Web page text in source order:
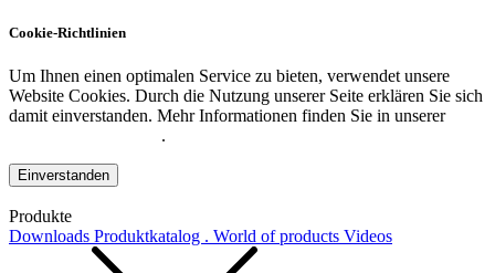
Cookie-Richtlinien
Um Ihnen einen optimalen Service zu bieten, verwendet unsere
Website Cookies. Durch die Nutzung unserer Seite erklären Sie sich
damit einverstanden. Mehr Informationen finden Sie in unserer
.
Einverstanden
Produkte
Downloads Produktkatalog . World of products Videos